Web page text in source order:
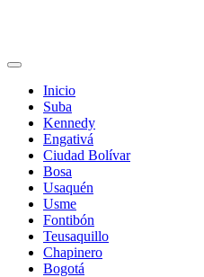
Inicio
Suba
Kennedy
Engativá
Ciudad Bolívar
Bosa
Usaquén
Usme
Fontibón
Teusaquillo
Chapinero
Bogotá